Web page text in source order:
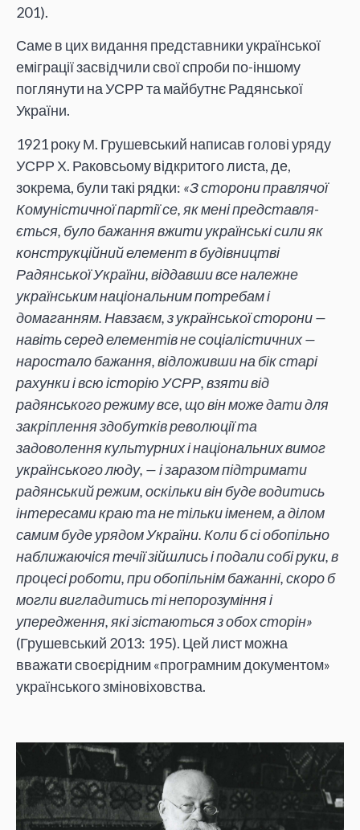
201).
Саме в цих видання представники української
еміграції засвідчили свої спроби по-іншому
поглянути на УСРР та майбутнє Радянської
України.
1921 року М. Грушевський написав голові уряду
УСРР Х. Раковсьому відкритого листа, де,
зокрема, були такі рядки: «З сторони правлячої
Комуністичної партії се, як мені представля­
ється, було бажання вжити українські сили як
конструкційний елемент в бу­дівництві
Радянської України, віддавши все належне
українським національ­ним потребам і
домаганням. Навзаєм, з української сторони —
навіть серед елементів не соціалістичних —
наростало бажання, відложивши на бік старі
рахунки і всю історію УСРР, взяти від
радянського режиму все, що він може дати для
закріплення здобутків революції та
задоволення культурних і націо­нальних вимог
українського люду, — і заразом підтримати
радянський режим, оскільки він буде водитись
інтересами краю та не тільки іменем, а ділом
самим буде урядом України. Коли б сі обопільно
наближаючіся течії зійшлись і подали собі руки, в
процесі роботи, при обопільнім бажанні, скоро б
могли вигладитись ті непорозуміння і
упередження, які зістаються з обох сторін»
(Грушевський 2013: 195). Цей лист можна
вважати своєрідним «програмним документом»
українського зміновіховства.